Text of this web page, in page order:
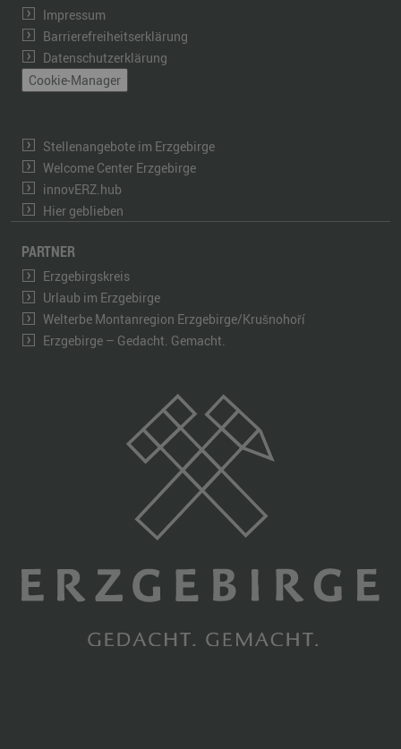
Impressum
Barrierefreiheitserklärung
Datenschutzerklärung
Cookie-Manager
Stellenangebote im Erzgebirge
Welcome Center Erzgebirge
innovERZ.hub
Hier geblieben
PARTNER
Erzgebirgskreis
Urlaub im Erzgebirge
Welterbe Montanregion Erzgebirge/Krušnohoří
Erzgebirge – Gedacht. Gemacht.